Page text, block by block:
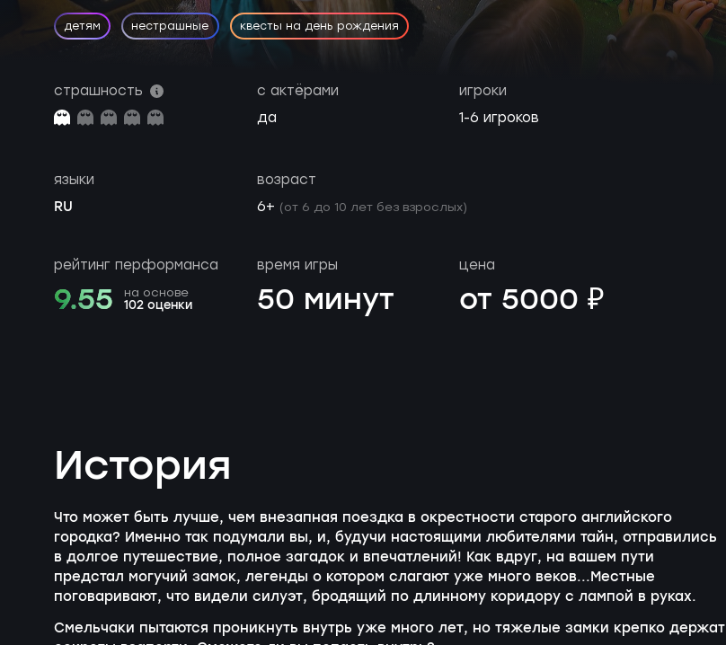
детям нестрашные квесты на день рождения
страшность
с актёрами
да
игроки
1-6 игроков
языки
RU
возраст
6+ (от 6 до 10 лет без взрослых)
рейтинг перформанса
9.55 на основе
102 оценки
время игры
50 минут
цена
от 5000 ₽
История
Что может быть лучше, чем внезапная поездка в окрестности старого английского
городка? Именно так подумали вы, и, будучи настоящими любителями тайн, отправились
в долгое путешествие, полное загадок и впечатлений! Как вдруг, на вашем пути
предстал могучий замок, легенды о котором слагают уже много веков...Местные
поговаривают, что видели силуэт, бродящий по длинному коридору с лампой в руках.
Смельчаки пытаются проникнуть внутрь уже много лет, но тяжелые замки крепко держат